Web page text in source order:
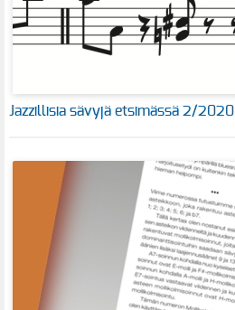
Jazzillisia sävyjä etsimässä 2/2020